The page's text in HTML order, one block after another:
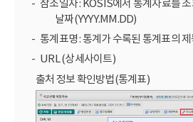
참조일자 : KOSIS에서 통계자료를
날짜(YYYY.MM.DD)
통계표명 : 통계가 수록된 통계표의
URL (상세사이트)
출처 정보 확인방법(통계표)